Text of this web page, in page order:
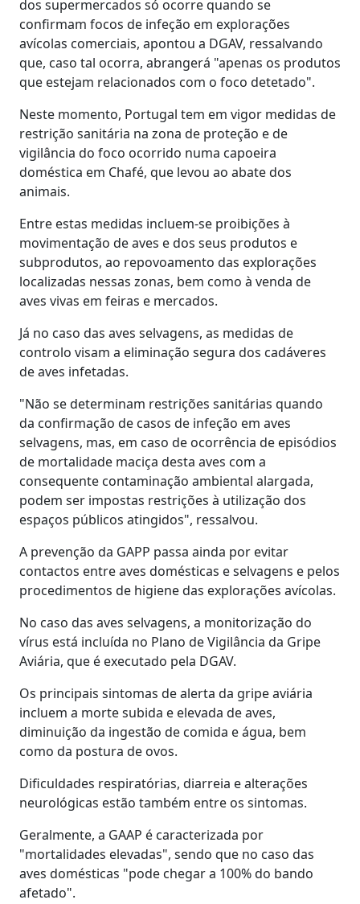
dos supermercados só ocorre quando se
confirmam focos de infeção em explorações
avícolas comerciais, apontou a DGAV, ressalvando
que, caso tal ocorra, abrangerá "apenas os produtos
que estejam relacionados com o foco detetado".
Neste momento, Portugal tem em vigor medidas de
restrição sanitária na zona de proteção e de
vigilância do foco ocorrido numa capoeira
doméstica em Chafé, que levou ao abate dos
animais.
Entre estas medidas incluem-se proibições à
movimentação de aves e dos seus produtos e
subprodutos, ao repovoamento das explorações
localizadas nessas zonas, bem como à venda de
aves vivas em feiras e mercados.
Já no caso das aves selvagens, as medidas de
controlo visam a eliminação segura dos cadáveres
de aves infetadas.
"Não se determinam restrições sanitárias quando
da confirmação de casos de infeção em aves
selvagens, mas, em caso de ocorrência de episódios
de mortalidade maciça desta aves com a
consequente contaminação ambiental alargada,
podem ser impostas restrições à utilização dos
espaços públicos atingidos", ressalvou.
A prevenção da GAPP passa ainda por evitar
contactos entre aves domésticas e selvagens e pelos
procedimentos de higiene das explorações avícolas.
No caso das aves selvagens, a monitorização do
vírus está incluída no Plano de Vigilância da Gripe
Aviária, que é executado pela DGAV.
Os principais sintomas de alerta da gripe aviária
incluem a morte subida e elevada de aves,
diminuição da ingestão de comida e água, bem
como da postura de ovos.
Dificuldades respiratórias, diarreia e alterações
neurológicas estão também entre os sintomas.
Geralmente, a GAAP é caracterizada por
"mortalidades elevadas", sendo que no caso das
aves domésticas "pode chegar a 100% do bando
afetado".